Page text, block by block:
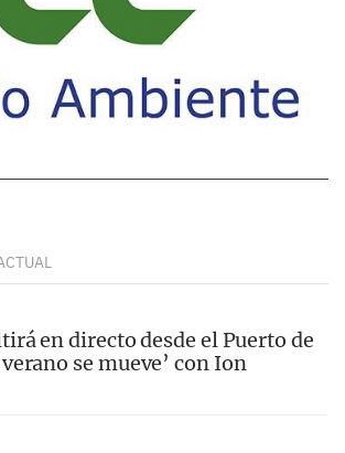
en directo desde el Puerto de
se mueve’ con Ion